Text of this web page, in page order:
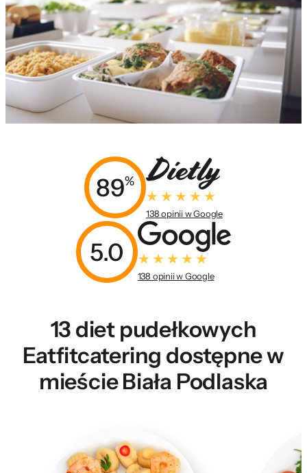
89%
138 opinii w Google
5.0
138 opinii w Google
13 diet pudełkowych
Eatfitcatering dostępne w
mieście Biała Podlaska